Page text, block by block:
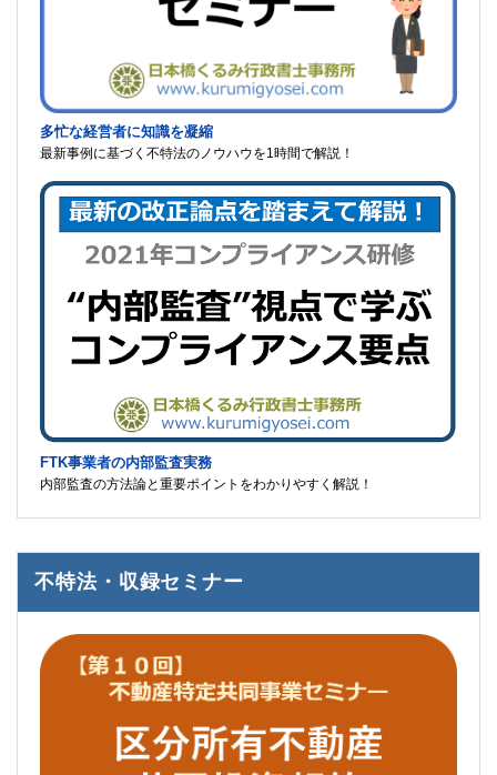
多忙な経営者に知識を凝縮
最新事例に基づく不特法のノウハウを1時間で解説！
FTK事業者の内部監査実務
内部監査の方法論と重要ポイントをわかりやすく解説！
不特法・収録セミナー